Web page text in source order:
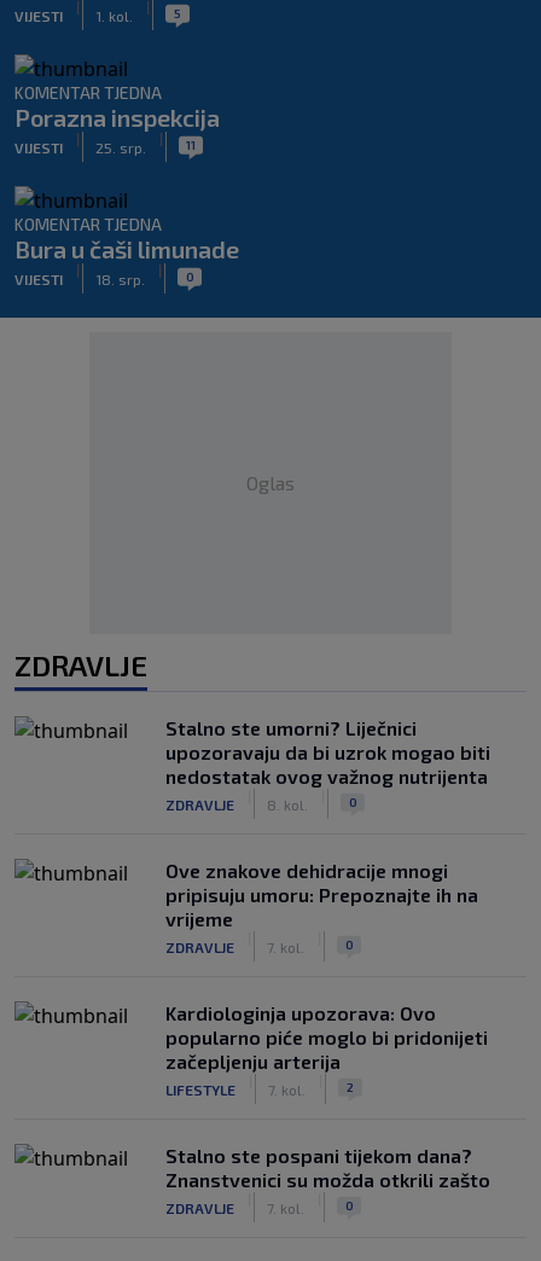
VIJESTI
|
1. kol.
| 5
KOMENTAR TJEDNA
Porazna inspekcija
VIJESTI
|
25. srp.
| 11
KOMENTAR TJEDNA
Bura u čaši limunade
VIJESTI
|
18. srp.
| 0
Oglas
ZDRAVLJE
Stalno ste umorni? Liječnici
upozoravaju da bi uzrok mogao biti
nedostatak ovog važnog nutrijenta
ZDRAVLJE 8. kol. 0
Ove znakove dehidracije mnogi
pripisuju umoru: Prepoznajte ih na
vrijeme
ZDRAVLJE 7. kol. 0
Kardiologinja upozorava: Ovo
popularno piće moglo bi pridonijeti
začepljenju arterija
LIFESTYLE 7. kol. 2
Stalno ste pospani tijekom dana?
Znanstvenici su možda otkrili zašto
ZDRAVLJE 7. kol. 0